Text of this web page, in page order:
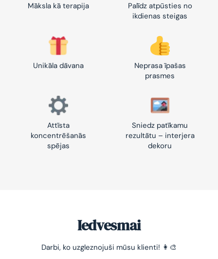
Māksla kā terapija
Palīdz atpūsties no
ikdienas steigas
Unikāla dāvana
Neprasa īpašas
prasmes
Attīsta
koncentrēšanās
spējas
Sniedz patīkamu
rezultātu – interjera
dekoru
Iedvesmai
Darbi, ko uzgleznojuši mūsu klienti! 👩‍🎨
-10% pirmajam pasūtījumam
Vienkāršs veids, kā atslābināties un nomierināt